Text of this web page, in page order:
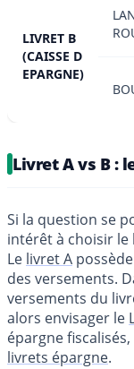
LIVRET B
(CAISSE D
EPARGNE)
Livret A vs B :
Si la question se
intérêt à choisir le
Le livret A
des versements.
versements du
alors envisager le
épargne
livrets épargne.